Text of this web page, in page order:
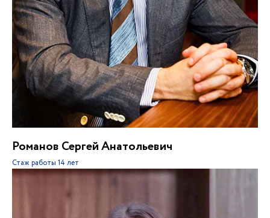
Романов Сергей Анатольевич
Стаж работы 14 лет